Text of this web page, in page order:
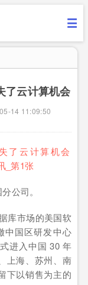
了云计算机会
14 11:09:50
公司。
库市场的美国软
中国区研发中心
进入中国 30 年
上海、苏州、南
下以销售为主的